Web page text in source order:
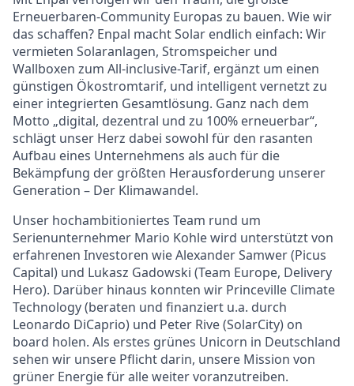
Erneuerbaren-Community Europas zu bauen. Wie wir
das schaffen? Enpal macht Solar endlich einfach: Wir
vermieten Solaranlagen, Stromspeicher und
Wallboxen zum All-inclusive-Tarif, ergänzt um einen
günstigen Ökostromtarif, und intelligent vernetzt zu
einer integrierten Gesamtlösung. Ganz nach dem
Motto „digital, dezentral und zu 100% erneuerbar“,
schlägt unser Herz dabei sowohl für den rasanten
Aufbau eines Unternehmens als auch für die
Bekämpfung der größten Herausforderung unserer
Generation – Der Klimawandel.
Unser hochambitioniertes Team rund um
Serienunternehmer Mario Kohle wird unterstützt von
erfahrenen Investoren wie Alexander Samwer (Picus
Capital) und Lukasz Gadowski (Team Europe, Delivery
Hero). Darüber hinaus konnten wir Princeville Climate
Technology (beraten und finanziert u.a. durch
Leonardo DiCaprio) und Peter Rive (SolarCity) on
board holen. Als erstes grünes Unicorn in Deutschland
sehen wir unsere Pflicht darin, unsere Mission von
grüner Energie für alle weiter voranzutreiben.